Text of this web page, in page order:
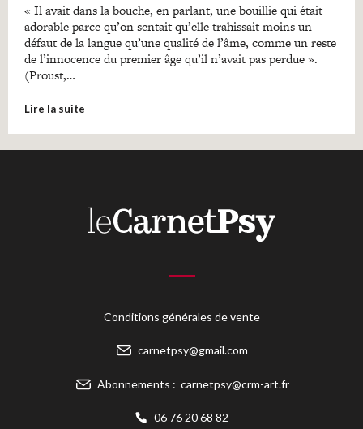
« Il avait dans la bouche, en parlant, une bouillie qui était
adorable parce qu’on sentait qu’elle trahissait moins un
défaut de la langue qu’une qualité de l’âme, comme un reste
de l’innocence du premier âge qu’il n’avait pas perdue ».
(Proust,…
Lire la suite
Conditions générales de vente
carnetpsy@gmail.com
Abonnements : carnetpsy@crm-art.fr
06 76 20 68 82